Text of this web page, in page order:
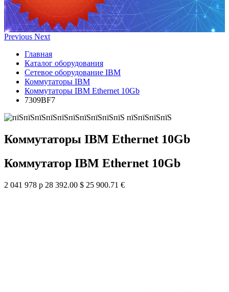
Previous Next
Главная
Каталог оборудования
Сетевое оборудование IBM
Коммутаторы IBM
Коммутаторы IBM Ethernet 10Gb
7309BF7
Коммутаторы IBM Ethernet 10Gb
Коммутатор IBM Ethernet 10Gb
2 041 978 р 28 392.00 $ 25 900.71 €